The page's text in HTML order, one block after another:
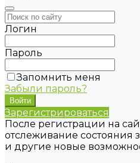
Логин
Пароль
Запомнить меня
Забыли пароль?
Зарегистрироваться
После регистрации на
отслеживание состояния
и другие новые